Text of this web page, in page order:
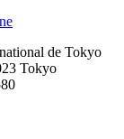
de Tokyo
Tokyo